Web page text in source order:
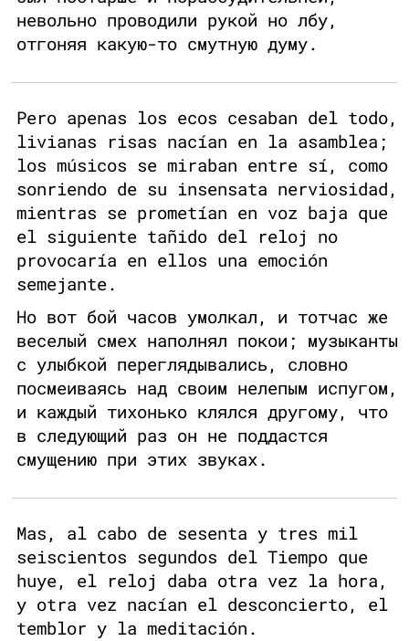
невольно проводили рукой но лбу,
отгоняя какую-то смутную думу.
Pero apenas los ecos cesaban del todo,
livianas risas nacían en la asamblea;
los músicos se miraban entre sí, como
sonriendo de su insensata nerviosidad,
mientras se prometían en voz baja que
el siguiente tañido del reloj no
provocaría en ellos una emoción
semejante.
Но вот бой часов умолкал, и тотчас же
веселый смех наполнял покои; музыканты
с улыбкой переглядывались, словно
посмеиваясь над своим нелепым испугом,
и каждый тихонько клялся другому, что
в следующий раз он не поддастся
смущению при этих звуках.
Mas, al cabo de sesenta y tres mil
seiscientos segundos del Tiempo que
huye, el reloj daba otra vez la hora,
y otra vez nacían el desconcierto, el
temblor y la meditación.